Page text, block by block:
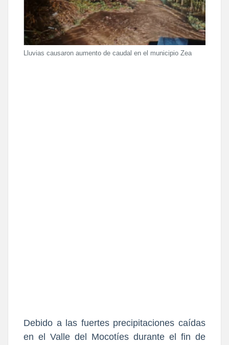
Lluvias causaron aumento de caudal en el municipio Zea
Debido a las fuertes precipitaciones caídas
en el Valle del Mocotíes durante el fin de